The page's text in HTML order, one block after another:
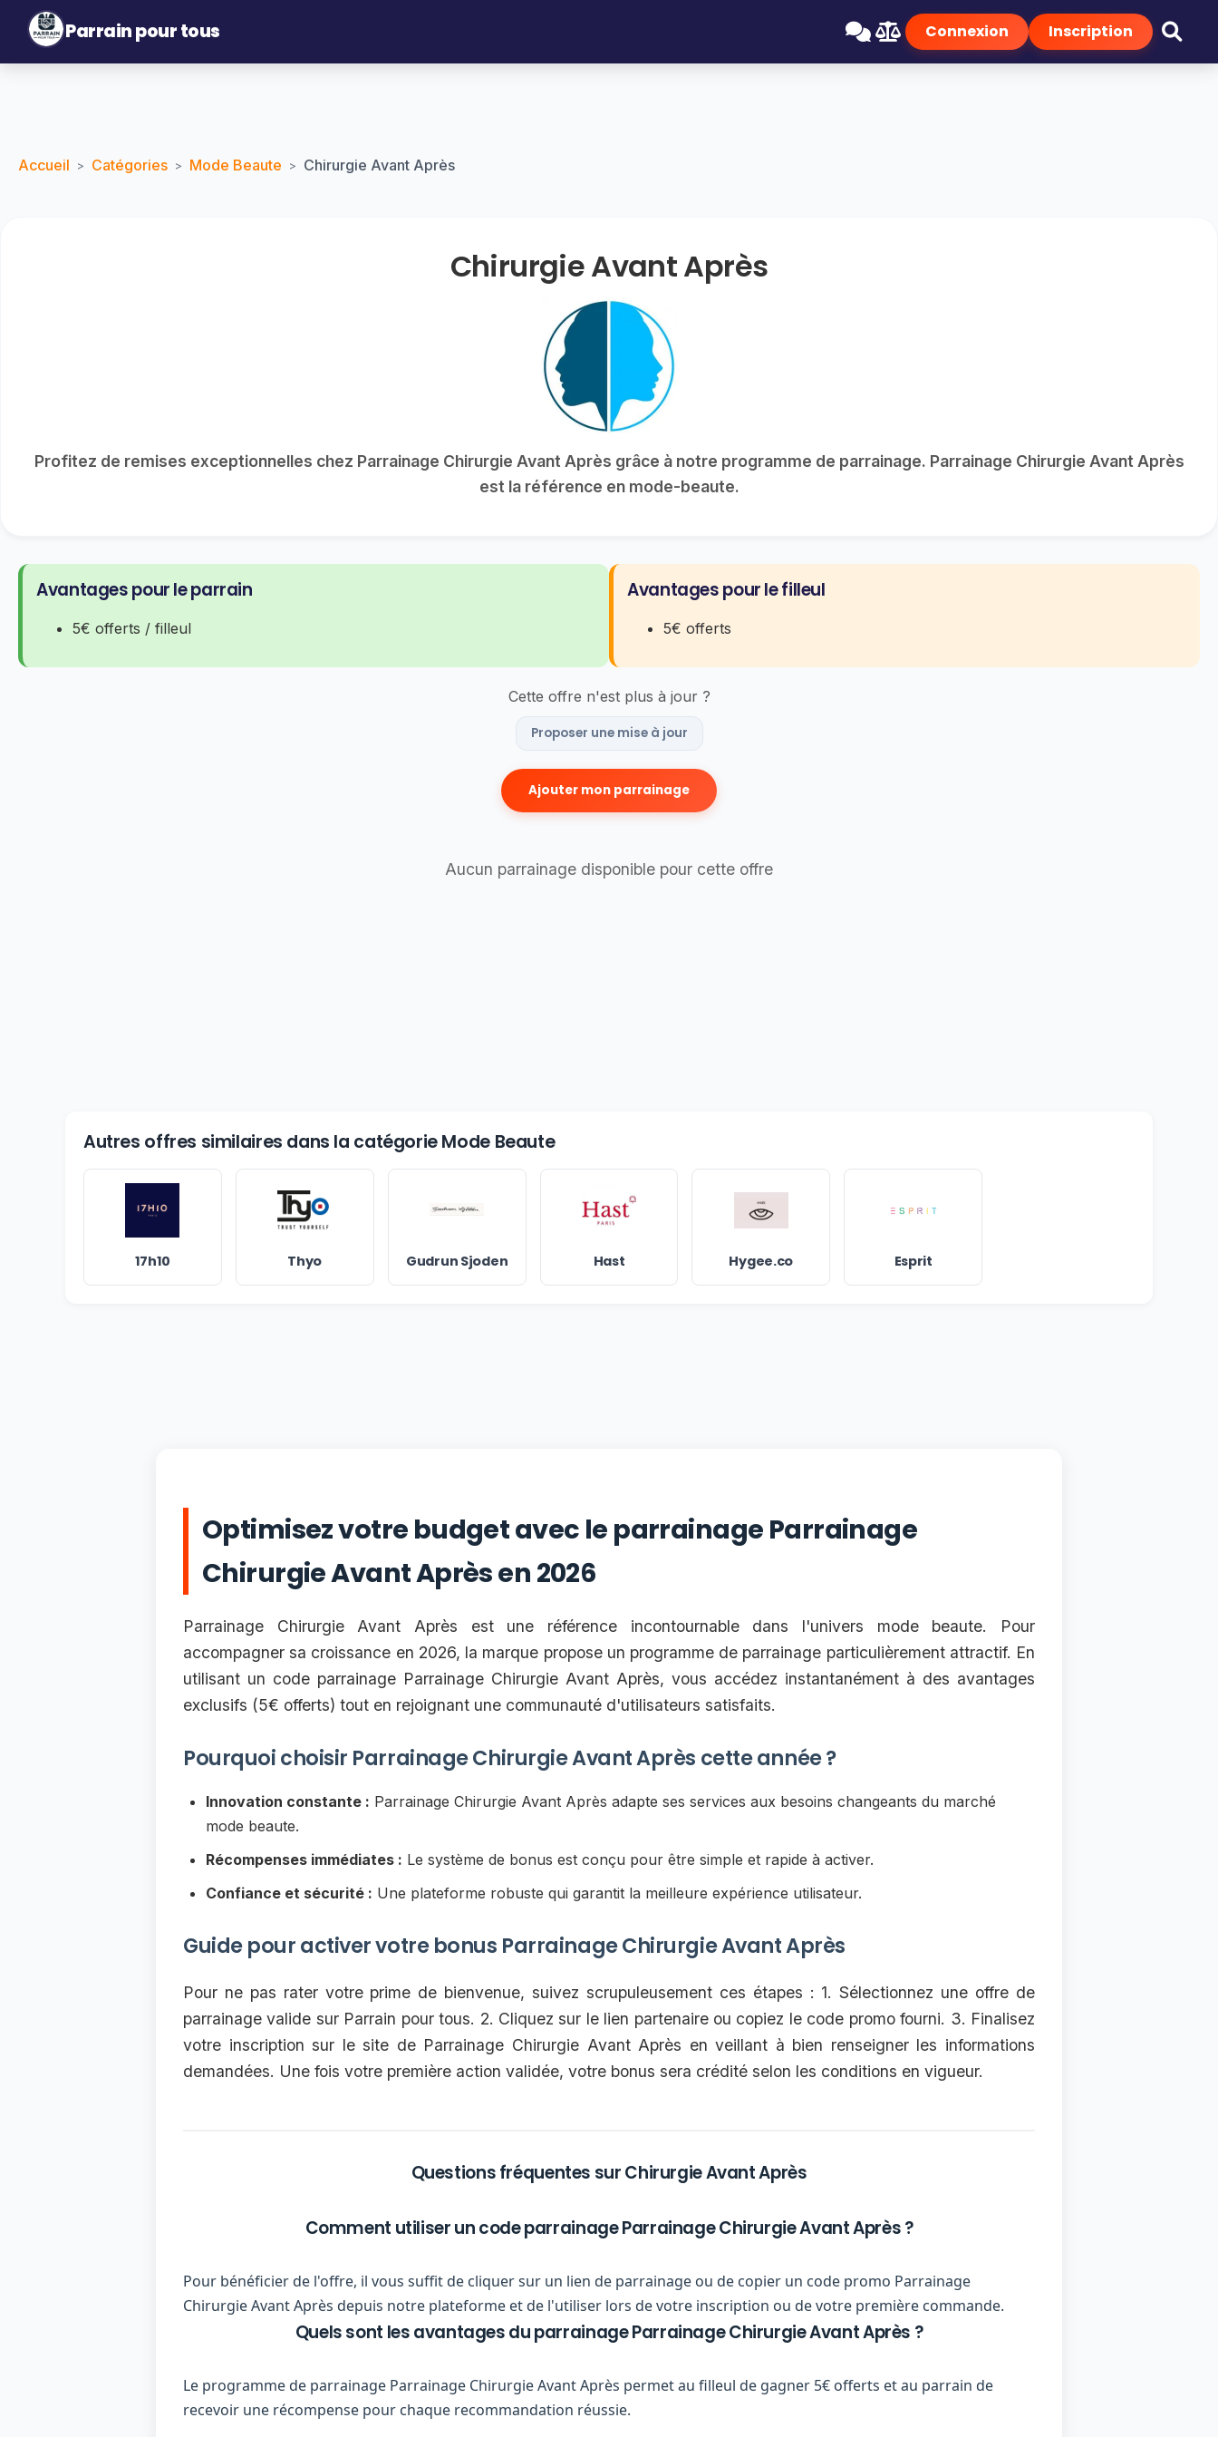
Parrain pour tous Connexion Inscription
Accueil > Catégories > Mode Beaute > Chirurgie Avant Après
Chirurgie Avant Après
Profitez de remises exceptionnelles chez Parrainage Chirurgie Avant Après grâce à notre programme de parrainage. Parrainage Chirurgie Avant Après
est la référence en mode-beaute.
Avantages pour le parrain
5€ offerts / filleul
Avantages pour le filleul
5€ offerts
Cette offre n'est plus à jour ?
Proposer une mise à jour
Ajouter mon parrainage
Aucun parrainage disponible pour cette offre
Autres offres similaires dans la catégorie Mode Beaute
17h10 Thyo Gudrun Sjoden Hast Hygee.co Esprit
Optimisez votre budget avec le parrainage Parrainage
Chirurgie Avant Après en 2026
Parrainage Chirurgie Avant Après est une référence incontournable dans l'univers mode beaute. Pour
accompagner sa croissance en 2026, la marque propose un programme de parrainage particulièrement attractif. En
utilisant un code parrainage Parrainage Chirurgie Avant Après, vous accédez instantanément à des avantages
exclusifs (5€ offerts) tout en rejoignant une communauté d'utilisateurs satisfaits.
Pourquoi choisir Parrainage Chirurgie Avant Après cette année ?
Innovation constante : Parrainage Chirurgie Avant Après adapte ses services aux besoins changeants du marché
mode beaute.
Récompenses immédiates : Le système de bonus est conçu pour être simple et rapide à activer.
Confiance et sécurité : Une plateforme robuste qui garantit la meilleure expérience utilisateur.
Guide pour activer votre bonus Parrainage Chirurgie Avant Après
Pour ne pas rater votre prime de bienvenue, suivez scrupuleusement ces étapes : 1. Sélectionnez une offre de
parrainage valide sur Parrain pour tous. 2. Cliquez sur le lien partenaire ou copiez le code promo fourni. 3. Finalisez
votre inscription sur le site de Parrainage Chirurgie Avant Après en veillant à bien renseigner les informations
demandées. Une fois votre première action validée, votre bonus sera crédité selon les conditions en vigueur.
Questions fréquentes sur Chirurgie Avant Après
Comment utiliser un code parrainage Parrainage Chirurgie Avant Après ?
Pour bénéficier de l'offre, il vous suffit de cliquer sur un lien de parrainage ou de copier un code promo Parrainage
Chirurgie Avant Après depuis notre plateforme et de l'utiliser lors de votre inscription ou de votre première commande.
Quels sont les avantages du parrainage Parrainage Chirurgie Avant Après ?
Le programme de parrainage Parrainage Chirurgie Avant Après permet au filleul de gagner 5€ offerts et au parrain de
recevoir une récompense pour chaque recommandation réussie.